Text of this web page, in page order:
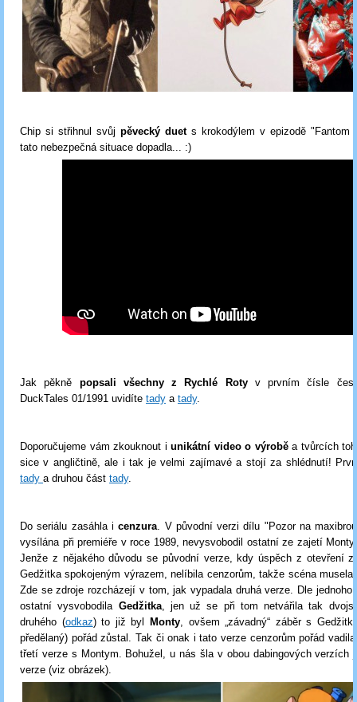
Chip si střihnul svůj pěvecký duets krokodýlem v epizodě "Fantom
tato nebezpečná situace dopadla... :)
Jak pěkně popsali všechny z Rychlé Rotyv prvním čísle
DuckTales 01/1991 uvidíte tady a tady.
Doporučujeme vám zkouknout i unikátní video o výroběa tvůrcích
sice v angličtině, ale i tak je velmi zajímavé a stojí za shlédnutí!
tady a druhou část tady.
Do seriálu zasáhla icenzura . V původní verzi dílu "Pozor na
vysílána při premiéře v roce 1989, nevysvobodil ostatní ze zajetí
Jenže z nějakého důvodu se původní verze, kdy úspěch z otevření
Gedžitka spokojeným výrazem, nelíbila cenzorům, takže scéna musela
Zde se zdroje rozcházejí v tom, jak vypadala druhá verze. Dle jednoho
ostatní vysvobodila Gedžitka, jen už se při tom netvářila tak
druhého (odkaz) to již byl Monty, ovšem „závadný“ záběr s
předělaný) pořád zůstal. Tak či onak i tato verze cenzorům pořád
třetí verze s Montym. Bohužel, u nás šla v obou dabingových verzích
verze (viz obrázek).